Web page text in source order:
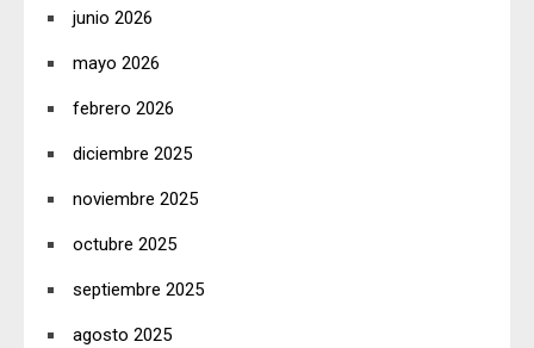
junio 2026
mayo 2026
febrero 2026
diciembre 2025
noviembre 2025
octubre 2025
septiembre 2025
agosto 2025